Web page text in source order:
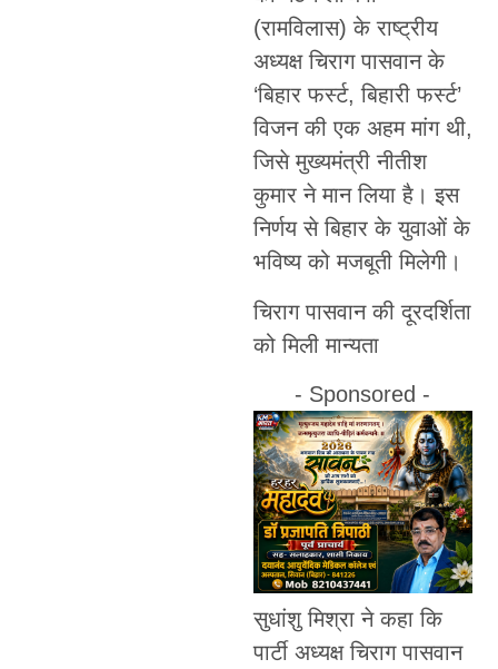
(रामविलास) के राष्ट्रीय
अध्यक्ष चिराग पासवान के
‘बिहार फर्स्ट, बिहारी फर्स्ट’
विजन की एक अहम मांग थी,
जिसे मुख्यमंत्री नीतीश
कुमार ने मान लिया है। इस
निर्णय से बिहार के युवाओं के
भविष्य को मजबूती मिलेगी।
चिराग पासवान की दूरदर्शिता
को मिली मान्यता
- Sponsored -
सुधांशु मिश्रा ने कहा कि
पार्टी अध्यक्ष चिराग पासवान